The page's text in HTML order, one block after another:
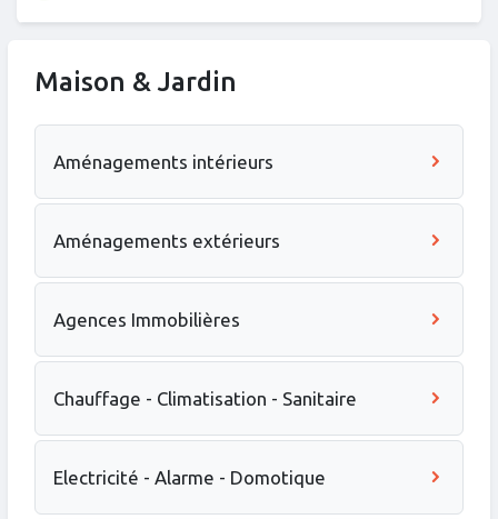
Maison & Jardin
Aménagements intérieurs
Aménagements extérieurs
Agences Immobilières
Chauffage - Climatisation - Sanitaire
Electricité - Alarme - Domotique